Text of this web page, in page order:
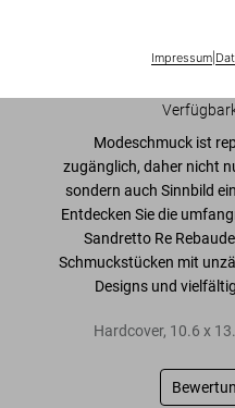
Impressum|
Ausgabe:
Modeschmuck ist
zugänglich, daher nicht
sondern auch Sinnbild
Entdecken Sie die
Sandretto Re
Schmuckstücken mit
Designs und
Hardcover, 10.6 x